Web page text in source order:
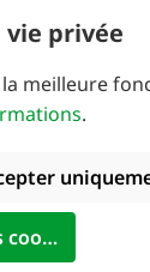
vie privée
meilleure
.